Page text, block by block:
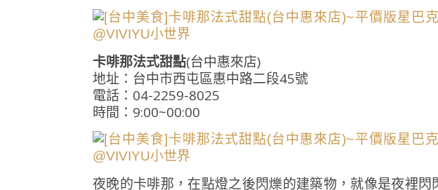
卡啡那法式甜點(台中惠來店)
地址：台中市西屯區惠中路二段45號
電話：04-2259-8025
時間：9:00~00:00
夜晚的卡啡那，在點燈之後閃爍的建築物，就像是夜裡